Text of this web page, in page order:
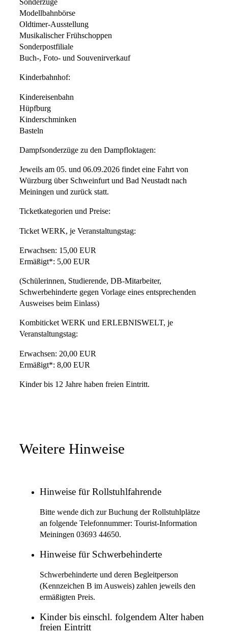
Sonderzüge
Modellbahnbörse
Oldtimer-Ausstellung
Musikalischer Frühschoppen
Sonderpostfiliale
Buch-, Foto- und Souvenirverkauf
Kinderbahnhof:
Kindereisenbahn
Hüpfburg
Kinderschminken
Basteln
Dampfsonderzüge zu den Dampfloktagen:
Jeweils am 05. und 06.09.2026 findet eine Fahrt von
Würzburg über Schweinfurt und Bad Neustadt nach
Meiningen und zurück statt.
Ticketkategorien und Preise:
Ticket WERK, je Veranstaltungstag:
Erwachsen: 15,00 EUR
Ermäßigt*: 5,00 EUR
(Schülerinnen, Studierende, DB-Mitarbeiter,
Schwerbehinderte gegen Vorlage eines entsprechenden
Ausweises beim Einlass)
Kombiticket WERK und ERLEBNISWELT, je
Veranstaltungstag:
Erwachsen: 20,00 EUR
Ermäßigt*: 8,00 EUR
Kinder bis 12 Jahre haben freien Eintritt.
Weitere Hinweise
Hinweise für Rollstuhlfahrende
Bitte wende dich zur Buchung der Rollstuhlplätze
an folgende Telefonnummer: Tourist-Information
Meiningen 03693 44650.
Hinweise für Schwerbehinderte
Schwerbehinderte und deren Begleitperson
(Kennzeichen B im Ausweis) zahlen jeweils den
ermäßigten Preis.
Kinder bis einschl. folgendem Alter haben
freien Eintritt